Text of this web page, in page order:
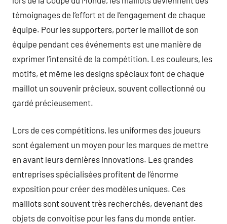
témoignages de l’effort et de l’engagement de chaque
équipe. Pour les supporters, porter le maillot de son
équipe pendant ces événements est une manière de
exprimer l’intensité de la compétition. Les couleurs, les
motifs, et même les designs spéciaux font de chaque
maillot un souvenir précieux, souvent collectionné ou
gardé précieusement.
Lors de ces compétitions, les uniformes des joueurs
sont également un moyen pour les marques de mettre
en avant leurs dernières innovations. Les grandes
entreprises spécialisées profitent de l’énorme
exposition pour créer des modèles uniques. Ces
maillots sont souvent très recherchés, devenant des
objets de convoitise pour les fans du monde entier.